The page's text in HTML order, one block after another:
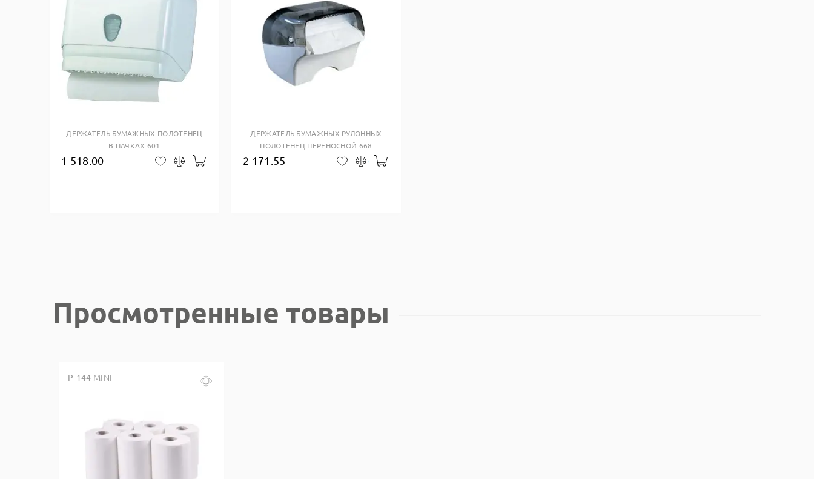
Купить в один клик
ДЕРЖАТЕЛЬ БУМАЖНЫХ ПОЛОТЕНЕЦ
В ПАЧКАХ 601
1 518.00 В закладки
СравнитьДобавить в корзину
Купить в один клик
ДЕРЖАТЕЛЬ БУМАЖНЫХ РУЛОННЫХ
ПОЛОТЕНЕЦ ПЕРЕНОСНОЙ 668
2 171.55 В закладки
Сравнить
Просмотренные товары
Р-144 MINI